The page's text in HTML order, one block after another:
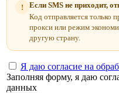
!
Если SMS не приходит,
Код отправляется только
прокси или режим
другую страну.
Я даю согласие на
Заполняя форму, я даю
данных